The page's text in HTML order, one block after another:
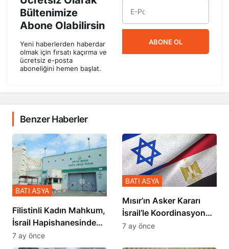
Bültenimize
Abone Olabilirsin
Yeni haberlerden haberdar
olmak için fırsatı kaçırma ve
ücretsiz e-posta
aboneliğini hemen başlat.
ABONE OL
Benzer Haberler
Filistinli Kadın Mahkum,
İsrail Hapishanesindeki
Zulmü Anlattı
BATI ASYA
7 ay önce
Mısır’ın Asker Kararı
İsrail’le Koordinasyon
İçinde Gerçekleşmiş
BATI ASYA
7 ay önce